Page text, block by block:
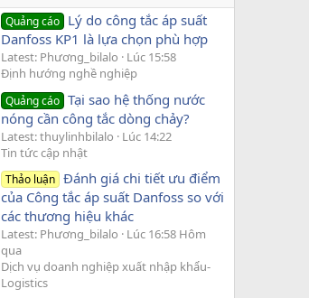
Quảng cáo Lý do công tắc áp suất
Danfoss KP1 là lựa chọn phù hợp
Latest: Phương_bilalo
Lúc 15:58
Định hướng nghề nghiệp
Quảng cáo Tại sao hệ thống nước
nóng cần công tắc dòng chảy?
Latest: thuylinhbilalo
Lúc 14:22
Tin tức cập nhật
Thảo luận Đánh giá chi tiết ưu điểm
của Công tắc áp suất Danfoss so với
các thương hiệu khác
Latest: Phương_bilalo
Lúc 16:58 Hôm
qua
Dịch vụ doanh nghiệp xuất nhập khẩu-
Logistics